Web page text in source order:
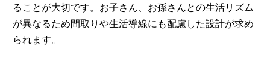
ることが大切です。お子さん、お孫さんとの生活リズム
が異なるため間取りや生活導線にも配慮した設計が求め
られます。